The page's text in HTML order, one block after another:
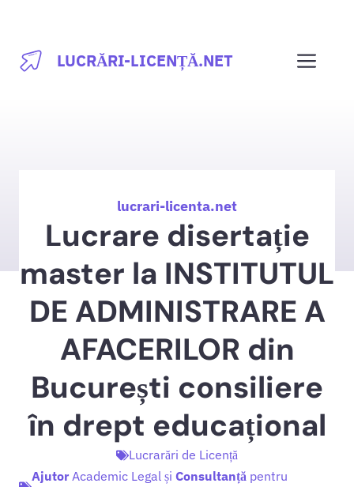
conținut
LUCRĂRI-LICENȚĂ.NET
lucrari-licenta.net
Lucrare disertație
master la INSTITUTUL
DE ADMINISTRARE A
AFACERILOR din
București consiliere
în drept educațional
Lucrarări de Licență
Ajutor Academic Legal și Consultanță pentru